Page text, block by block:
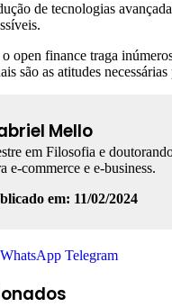
de tecnologias
open finance traga
são as atitudes necessárias
Mello
em Filosofia e
e-commerce e e-business.
em: 11/02/2024
WhatsApp Telegram